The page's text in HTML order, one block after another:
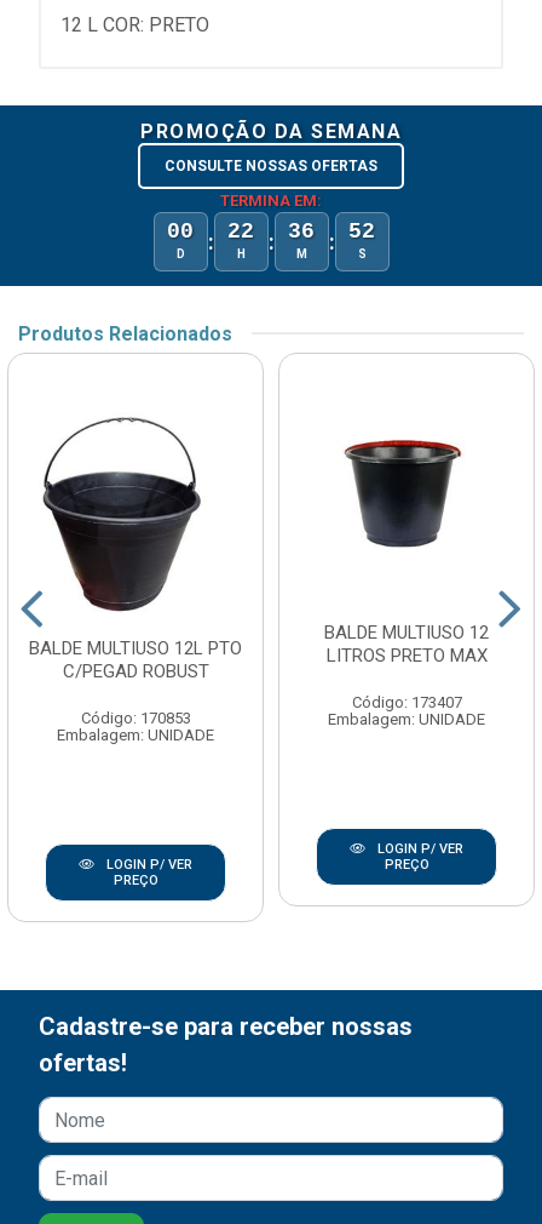
12 L COR: PRETO
PROMOÇÃO DA SEMANA
CONSULTE NOSSAS OFERTAS
TERMINA EM:
00
D : 22
H : 36
M : 52
S
Produtos Relacionados
BALDE MULTIUSO 12L PTO
C/PEGAD ROBUST
Código: 170853
Embalagem: UNIDADE
LOGIN P/ VER
PREÇO
BALDE MULTIUSO 12
LITROS PRETO MAX
Código: 173407
Embalagem: UNIDADE
LOGIN P/ VER
PREÇO
Cadastre-se para receber nossas
ofertas!